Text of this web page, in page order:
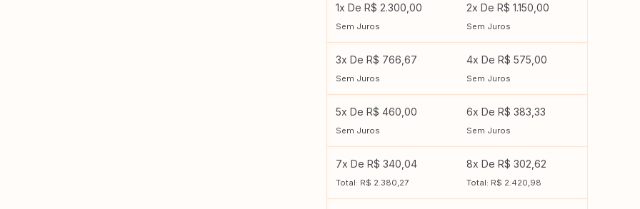
1x De R$ 2.300,00
Sem Juros
2x De R$ 1.150,00
Sem Juros
3x De R$ 766,67
Sem Juros
4x De R$ 575,00
Sem Juros
5x De R$ 460,00
Sem Juros
6x De R$ 383,33
Sem Juros
7x De R$ 340,04
Total: R$ 2.380,27
8x De R$ 302,62
Total: R$ 2.420,98